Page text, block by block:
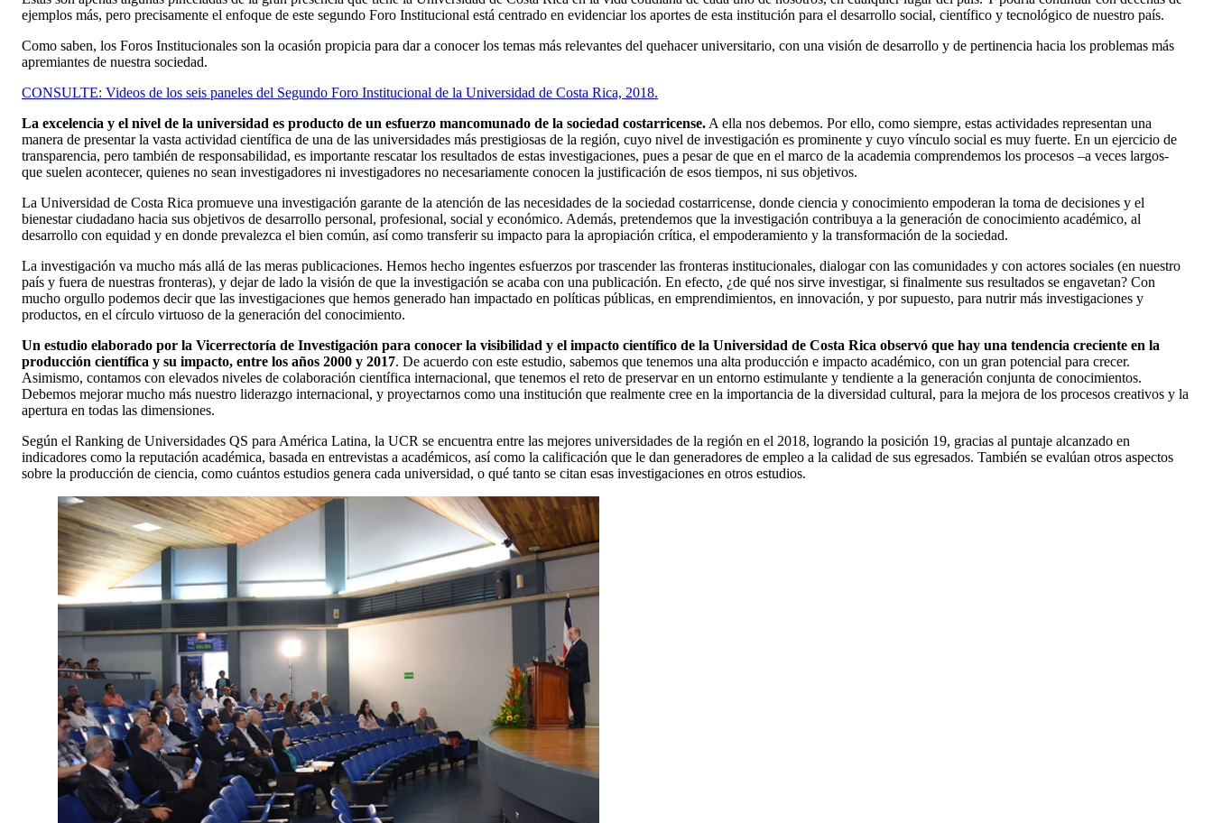
ejemplos más, pero precisamente el enfoque de este segundo Foro Institucional está centrado en evidenciar los aportes de esta institución para el desarrollo social, científico y tecnológico de nuestro país.
Como saben, los Foros Institucionales son la ocasión propicia para dar a conocer los temas más relevantes del quehacer universitario, con una visión de desarrollo y de pertinencia hacia los problemas más
apremiantes de nuestra sociedad.
CONSULTE: Videos de los seis paneles del Segundo Foro Institucional de la Universidad de Costa Rica, 2018.
La excelencia y el nivel de la universidad es producto de un esfuerzo mancomunado de la sociedad costarricense.A ella nos debemos. Por ello, como siempre, estas actividades representan una
manera de presentar la vasta actividad científica de una de las universidades más prestigiosas de la región, cuyo nivel de investigación es prominente y cuyo vínculo social es muy fuerte. En un ejercicio de
transparencia, pero también de responsabilidad, es importante rescatar los resultados de estas investigaciones, pues a pesar de que en el marco de la academia comprendemos los procesos –a veces largos-
que suelen acontecer, quienes no sean investigadores ni investigadores no necesariamente conocen la justificación de esos tiempos, ni sus objetivos.
La Universidad de Costa Rica promueve una investigación garante de la atención de las necesidades de la sociedad costarricense, donde ciencia y conocimiento empoderan la toma de decisiones y el
bienestar ciudadano hacia sus objetivos de desarrollo personal, profesional, social y económico. Además, pretendemos que la investigación contribuya a la generación de conocimiento académico, al
desarrollo con equidad y en donde prevalezca el bien común, así como transferir su impacto para la apropiación crítica, el empoderamiento y la transformación de la sociedad.
La investigación va mucho más allá de las meras publicaciones. Hemos hecho ingentes esfuerzos por trascender las fronteras institucionales, dialogar con las comunidades y con actores sociales (en nuestro
país y fuera de nuestras fronteras), y dejar de lado la visión de que la investigación se acaba con una publicación. En efecto, ¿de qué nos sirve investigar, si finalmente sus resultados se engavetan? Con
mucho orgullo podemos decir que las investigaciones que hemos generado han impactado en políticas públicas, en emprendimientos, en innovación, y por supuesto, para nutrir más investigaciones y
productos, en el círculo virtuoso de la generación del conocimiento.
Un estudio elaborado por la Vicerrectoría de Investigación para conocer la visibilidad y el impacto científico de la Universidad de Costa Rica observó que hay una tendencia creciente en la
producción científica y su impacto, entre los años 2000 y 2017. De acuerdo con este estudio, sabemos que tenemos una alta producción e impacto académico, con un gran potencial para crecer.
Asimismo, contamos con elevados niveles de colaboración científica internacional, que tenemos el reto de preservar en un entorno estimulante y tendiente a la generación conjunta de conocimientos.
Debemos mejorar mucho más nuestro liderazgo internacional, y proyectarnos como una institución que realmente cree en la importancia de la diversidad cultural, para la mejora de los procesos creativos y la
apertura en todas las dimensiones.
Según el Ranking de Universidades QS para América Latina, la UCR se encuentra entre las mejores universidades de la región en el 2018, logrando la posición 19, gracias al puntaje alcanzado en
indicadores como la reputación académica, basada en entrevistas a académicos, así como la calificación que le dan generadores de empleo a la calidad de sus egresados. También se evalúan otros aspectos
sobre la producción de ciencia, como cuántos estudios genera cada universidad, o qué tanto se citan esas investigaciones en otros estudios.